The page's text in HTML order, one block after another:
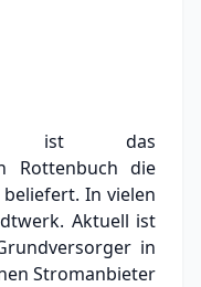
ist das
Rottenbuch die
In vielen
Aktuell ist
in
Stromanbieter